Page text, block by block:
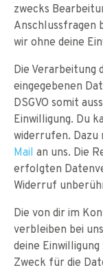
zwecks
Anschlussfragen
wir ohne deine
Die
eingegebenen
DSGVO somit
Einwilligung. Du
widerrufen.
Mail an uns. Die
erfolgten
Widerruf
Die von dir im
verbleiben bei
deine
Zweck für die